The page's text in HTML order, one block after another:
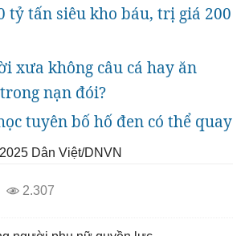
tỷ tấn siêu kho báu, trị giá 200
xưa không câu cá hay ăn
nạn đói?
tuyên bố hố đen có thể quay
Dân Việt/DNVN
2.307